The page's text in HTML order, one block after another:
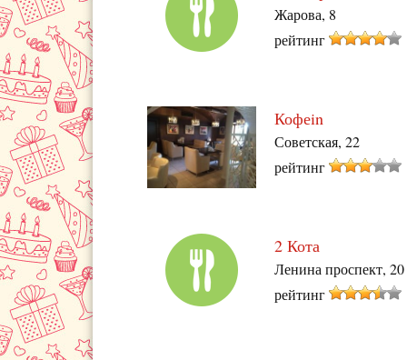
Жарова, 8
рейтинг
Кофеin
Советская, 22
рейтинг
2 Кота
Ленина проспект, 20
рейтинг